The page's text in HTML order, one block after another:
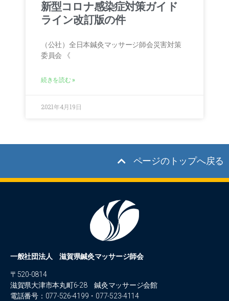
新型コロナ感染症対策ガイド
ライン改訂版の件
（公社）全日本鍼灸マッサージ師会災害対策
委員会 《
続きを読む »
2021年4月19日
ページのトップへ戻る
一般社団法人 滋賀県鍼灸マッサージ師会
〒520-0814
滋賀県大津市本丸町6-28 鍼灸マッサージ会館
電話番号：077-526-4199・077-523-4114